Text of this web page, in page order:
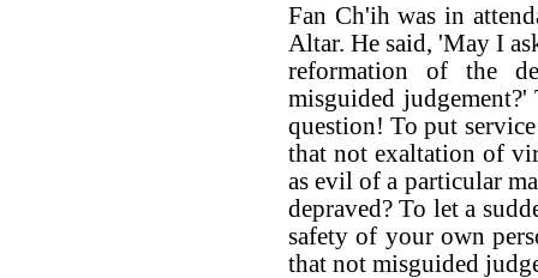
Fan Ch'ih was in
Altar. He said, 'May I
reformation of the
misguided
question! To put
that not exaltation of
as evil of a particular
depraved? To let a
safety of your own
that not misguided